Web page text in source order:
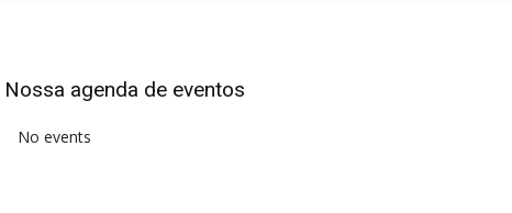
Nossa agenda de eventos
No events